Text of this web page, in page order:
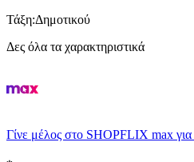
Τάξη:Δημοτικού
Δες όλα τα χαρακτηριστικά
Γίνε μέλος στο SHOPFLIX max